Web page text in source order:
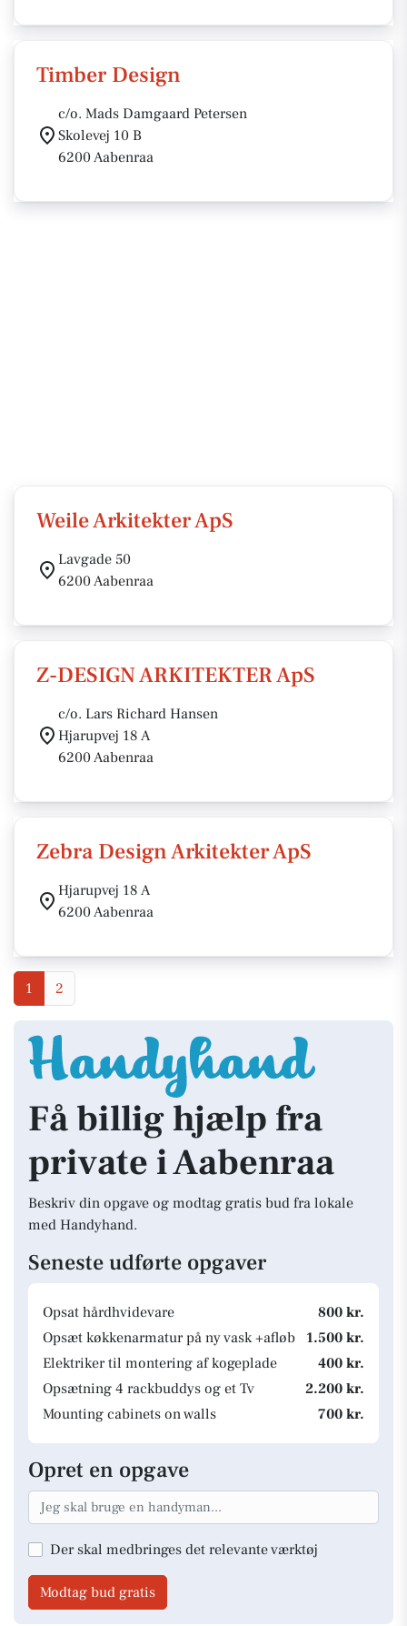
Timber Design
c/o. Mads Damgaard Petersen
Skolevej 10 B
6200 Aabenraa
Weile Arkitekter ApS
Lavgade 50
6200 Aabenraa
Z-DESIGN ARKITEKTER ApS
c/o. Lars Richard Hansen
Hjarupvej 18 A
6200 Aabenraa
Zebra Design Arkitekter ApS
Hjarupvej 18 A
6200 Aabenraa
1 2
Få billig hjælp fra
private i Aabenraa
Beskriv din opgave og modtag gratis bud fra lokale
med Handyhand.
Seneste udførte opgaver
Opsat hårdhvidevare
800 kr.
Opsæt køkkenarmatur på ny vask +afløb
1.500 kr.
Elektriker til montering af kogeplade
400 kr.
Opsætning 4 rackbuddys og et Tv
2.200 kr.
Mounting cabinets on walls
700 kr.
Opret en opgave
Der skal medbringes det relevante værktøj
Modtag bud gratis